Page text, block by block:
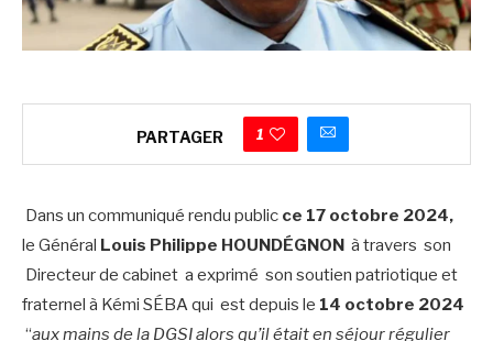
PARTAGER 1
Dans un communiqué rendu public ce 17 octobre 2024,
le Général Louis Philippe HOUNDÉGNON à travers son
Directeur de cabinet a exprimé son soutien patriotique et
fraternel à Kémi SÉBA qui est depuis le 14 octobre 2024
“aux mains de la DGSI alors qu’il était en séjour régulier